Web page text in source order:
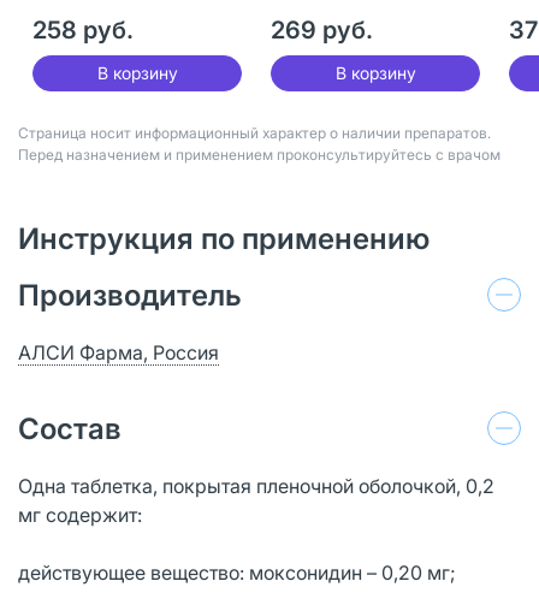
258 руб.
В корзину
269 руб.
В корзину
Страница носит информационный характер о наличии препаратов.
Перед назначением и применением проконсультируйтесь с врачом
Инструкция по применению
Производитель
АЛСИ Фарма, Россия
Состав
Одна таблетка, покрытая пленочной оболочкой, 0,2
мг содержит:
действующее вещество: моксонидин – 0,20 мг;